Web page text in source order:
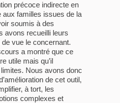
précoce indirecte en
aux familles issues de la
soumis à des
avons recueilli leurs
vue le concernant.
a montré que ce
utile mais qu’il
Nous avons donc
de cet outil,
à tort, les
complexes et